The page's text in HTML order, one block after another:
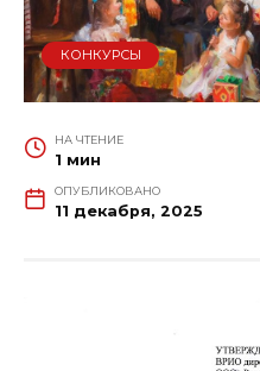
КОНКУРСЫ
НА ЧТЕНИЕ
1 мин
ОПУБЛИКОВАНО
11 декабря, 2025